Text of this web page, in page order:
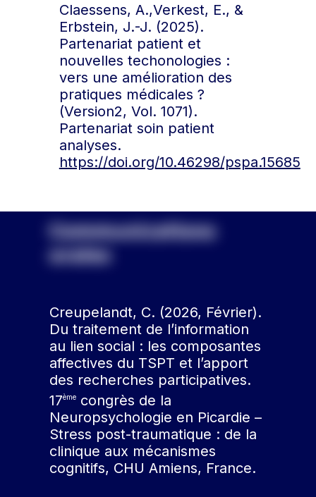
Claessens, A.,Verkest, E., &
Erbstein, J.-J. (2025).
Partenariat patient et
nouvelles techonologies :
vers une amélioration des
pratiques médicales ?
(Version2, Vol. 1071).
Partenariat soin patient
analyses.
https://doi.org/10.46298/pspa.15685
Communications
orales
Creupelandt, C. (2026, Février).
Du traitement de l’information
au lien social : les composantes
affectives du TSPT et l’apport
des recherches participatives.
17èmecongrès de la
Neuropsychologie en Picardie –
Stress post-traumatique : de la
clinique aux mécanismes
cognitifs, CHU Amiens, France.